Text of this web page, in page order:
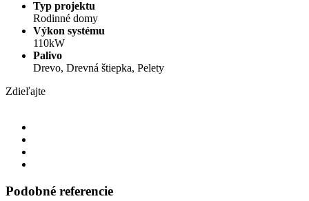
Typ projektu
Rodinné domy
Výkon systému
110kW
Palivo
Drevo, Drevná štiepka, Pelety
Zdieľajte
Podobné referencie